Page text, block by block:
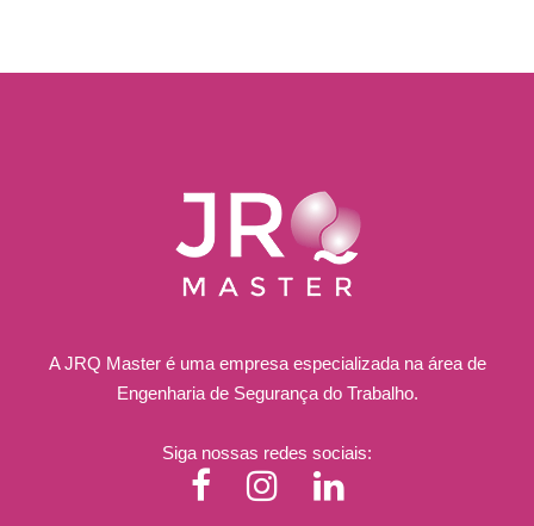
A JRQ Master é uma empresa especializada na área de
Engenharia de Segurança do Trabalho.
Siga nossas redes sociais: